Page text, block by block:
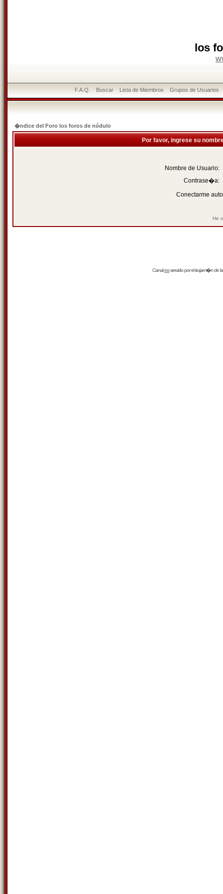
los
F.A.Q. Buscar Lista de Miembros Grupos de Usuarios
�ndice del Foro los foros de nódulo
Por favor, ingrese su
Nombre de Usuario:
Contrase�a:
Conectarme
He
Canalrssservido por eltrujam�nde